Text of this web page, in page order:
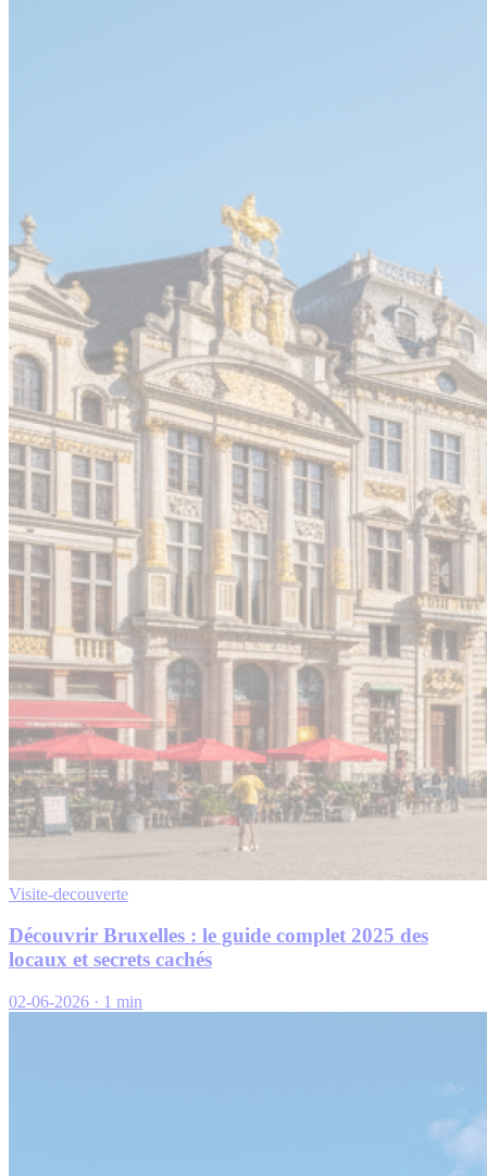
Visite-decouverte
Découvrir Bruxelles : le guide complet 2025 des
locaux et secrets cachés
02-06-2026 · 1 min